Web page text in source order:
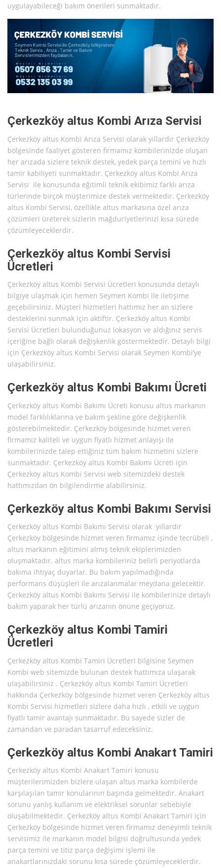
uygulayabileceği bakım önerileri sunmaktadır.
Çerkezköy altus Kombi Arıza Servisi
Çerkezköy altus Kombi Arıza Servisi olarak yıllardır Çerkezköy
bölgesinde faaliyet gösteren firmamız kombilerinizde oluşan
her arızada sizlere teknik destek, yedek parça temini ve hızlı
tamir kabiliyeti sunmaktadır. Çerkezköy altus Kombi Arıza
Servisi ile konusunda eğitimli teknik ekibimiz farklı arıza
türlerinde birçok müşterimize destek vermektedir. Çerkezköy
altus Kombi Servisi, özellikle altus markasına özel arıza
çözümleri üreterek sizlerin mağduriyetlerinizi kısa sürede
çözümleyeceklerdir.
Çerkezköy altus Kombi Servisi
Ücretleri
Çerkezköy altus Kombi Servisi Ücretleri konusunda detaylı
bilgiye ulaşmak için hemen Seymen Kombi ile iletişime
geçebilirsiniz. Müşteri hizmetleri hattımız her an sizlere
desteklerini sunmak için aktiftir. Çerkezköy altus Kombi
Servisi Ücretleri bulunduğunuz lokasyon ve aldığınız servis
içeriğine bağlı olarak değişkenlik göstermektedir. Detaylı bilgi
için Çerkezköy altus Kombi Servisi olarak Seymen Kombi’ye
ulaşabilirsiniz.
Çerkezköy altus Kombi Bakımı Ücreti
Çerkezköy altus Kombi Bakımı Ücreti konusu altus markanın
model farklılıklarına ve bakım şekline göre değişkenlik
gösterebilmektedir. Çerkezköy bölgesinde hizmet veren
firmamız kaliteli ve uygun fiyatlı hizmet anlayışı ile
kombilerinizde talep ettiğiniz tüm bakım hizmetini sizlere
sunmaktadır. Çerkezköy altus Kombi Bakımı Ücreti için
Çerkezköy altus Kombi Servisi web sitemizdeki destek
hattımızdan ön bilgilendirme alabilirsiniz.
Çerkezköy altus Kombi Bakımı Servisi
Çerkezköy altus Kombi Bakımı Servisi olarak yıllardır
Çerkezköy bölgesinde hizmet veren firmamız işinde tecrübeli ,
altus markanın eğitimini almış teknik ekiplerimizden
oluşmaktadır. altus marka kombileriniz belirli periyotlarda
bakıma ihtiyaç duyarlar. Bu bakım yapılmadığında
performans düşüşleri ile arızalanmalar meydana gelecektir.
Çerkezköy altus Kombi Bakımı Servisi ile kombilerinize detaylı
bakım yaparak her türlü arızanın önüne geçiyoruz.
Çerkezköy altus Kombi Tamiri
Ücretleri
Çerkezköy altus Kombi Tamiri Ücretleri bilgisine Seymen
Kombi web sitemizde bulunan destek hattımıza ulaşarak
ulaşabilirsiniz . Çerkezköy altus Kombi Tamiri Ücretleri
hakkında Çerkezköy bölgesinde hizmet veren Çerkezköy altus
Kombi Servisi hizmetleri sizlere daha hızlı , etkili ve uygun
fiyatlı tamir avantajı sunmaktadır. Bu sayede sizler de
zamandan ve paradan tasarruf edeceksiniz.
Çerkezköy altus Kombi Anakart Tamiri
Çerkezköy altus Kombi Anakart Tamiri konusu
müşterilerimizden bizlere ulaşan altus marka kombilerde
karşılaşılan tamir konularının başında gelmektedir. Anakart
sorunu yanlış kullanım ve elektriksel sorunlar sebebiyle
oluşabilmektedir. Çerkezköy altus Kombi Anakart Tamiri için
Çerkezköy bölgesinde hizmet veren firmamız deneyimli teknik
servisimiz ile markanın model bilgisi doğrultusunda yedek
parça temini ve titiz parça değişimi işlemi ile
anakartlarınızdaki sorunu kısa sürede çözümleyeceklerdir.